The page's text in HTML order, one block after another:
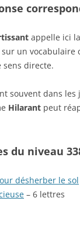
appelle ici
un
directe.
souvent dans
Hilarant peut
du niveau
désherber le sol
– 6 lettres